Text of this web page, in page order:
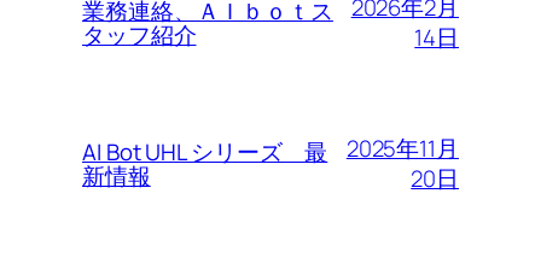
業務連絡、ＡＩｂｏｔス
タッフ紹介
2026年2月
14日
AI Bot UHL シリーズ 最
新情報
2025年11月
20日